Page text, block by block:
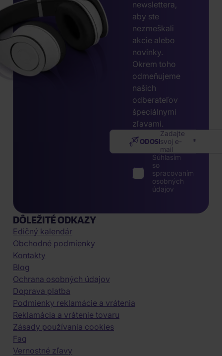
newslettera,
aby ste
nezmeškali
akcie alebo
novinky.
Okrem toho
odmeňujeme
našich
odberateľov
špeciálnymi
zľavami.
Zadajte
svoj e-
mail
ODOSLAŤ
Súhlasím
so
spracovaním
osobných
údajov
DÔLEŽITÉ ODKAZY
Edičný kalendár
Obchodné podmienky
Kontakty
Blog
Ochrana osobných údajov
Doprava platba
Podmienky reklamácie a vrátenia
Reklamácia a vrátenie tovaru
Zásady používania cookies
Faq
Vernostné zľavy